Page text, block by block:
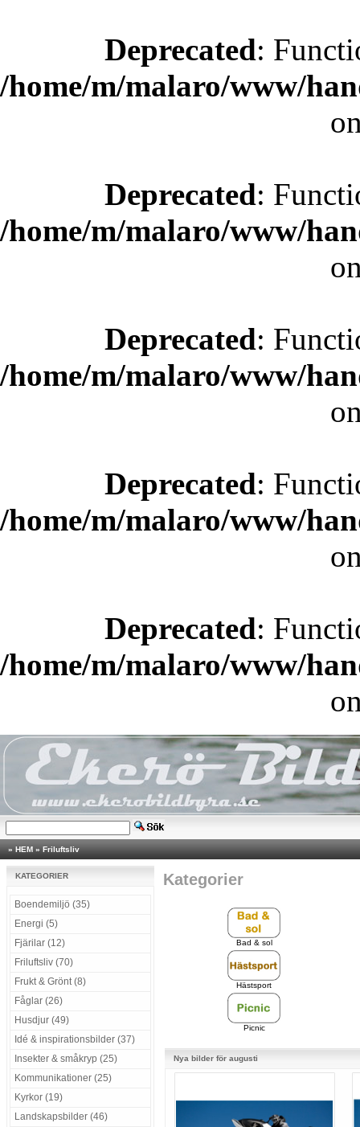
Deprecated:
/home/m/malaro/www/
Deprecated:
/home/m/malaro/www/
Deprecated:
/home/m/malaro/www/
Deprecated:
/home/m/malaro/www/
Deprecated:
/home/m/malaro/www/
» HEM » Friluftsliv
KATEGORIER
Boendemiljö (35)
Energi (5)
Fjärilar (12)
Friluftsliv (70)
Frukt & Grönt (8)
Fåglar (26)
Husdjur (49)
Idé & inspirationsbilder (37)
Insekter & småkryp (25)
Kommunikationer (25)
Kyrkor (19)
Landskapsbilder (46)
Kategorier
Bad & sol
Hästsport
Picnic
Nya bilder för augusti